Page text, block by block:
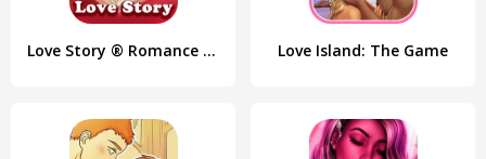
Love Story ® Romance Games Love Island: The Game